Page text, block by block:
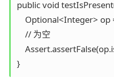
public void
Optional<Integer> op
    // 为空
}